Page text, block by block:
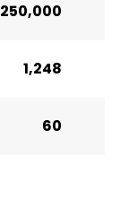
250,000
1,248
60